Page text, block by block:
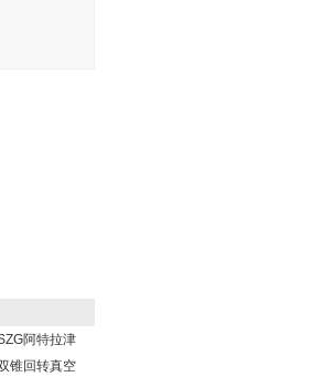
阿特拉津
锥回转真空